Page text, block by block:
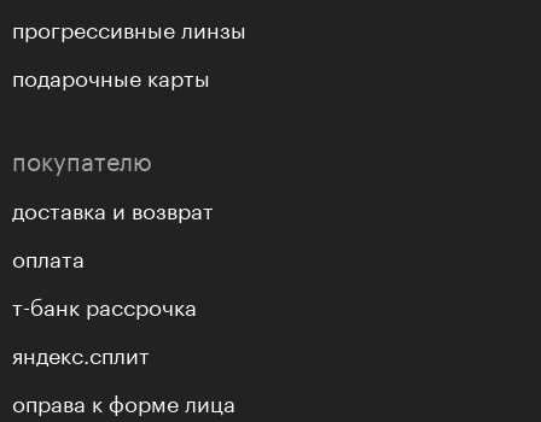
прогрессивные линзы
подарочные карты
покупателю
доставка и возврат
оплата
т-банк рассрочка
яндекс.сплит
оправа к форме лица